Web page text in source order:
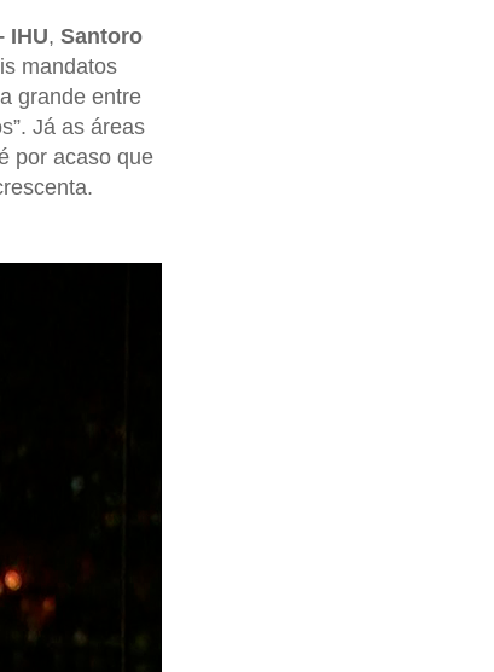
IHU, Santoro
mandatos
grande entre
Já as áreas
por acaso que